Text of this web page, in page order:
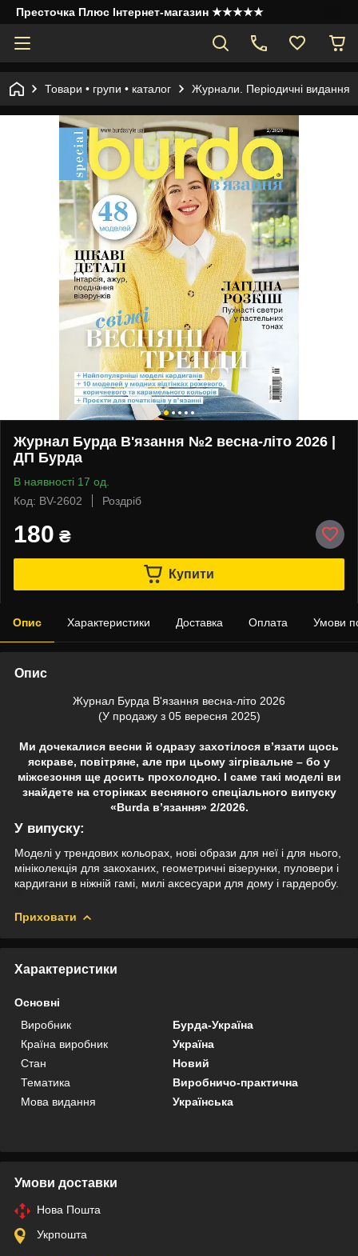
Престочка Плюс Інтернет-магазин ★★★★★
Товари • групи • каталог Журнали. Періодичні видання
Журнал Бурда В'язання №2 весна-літо 2026 |
ДП Бурда
В наявності 17 од.
Код: BV-2602
Роздріб
180 ₴
Купити
Опис Характеристики Доставка Оплата Умови
Опис
Журнал Бурда В'язання весна-літо 2026
(У продажу з 05 вересня 2025)
Ми дочекалися весни й одразу захотілося в’язати щось
яскраве, повітряне, але при цьому зігрівальне – бо у
міжсезоння ще досить прохолодно. І саме такі моделі ви
знайдете на сторінках весняного спеціального випуску
«Burda в’язання» 2/2026.
У випуску:
Моделі у трендових кольорах, нові образи для неї і для нього,
мініколекція для закоханих, геометричні візерунки, пуловери і
кардигани в ніжній гамі, милі аксесуари для дому і гардеробу.
Приховати
Характеристики
Основні
Виробник
Бурда-Україна
Країна виробник
Україна
Стан
Новий
Тематика
Виробничо-практична
Мова видання
Українська
Умови доставки
Нова Пошта
Укрпошта